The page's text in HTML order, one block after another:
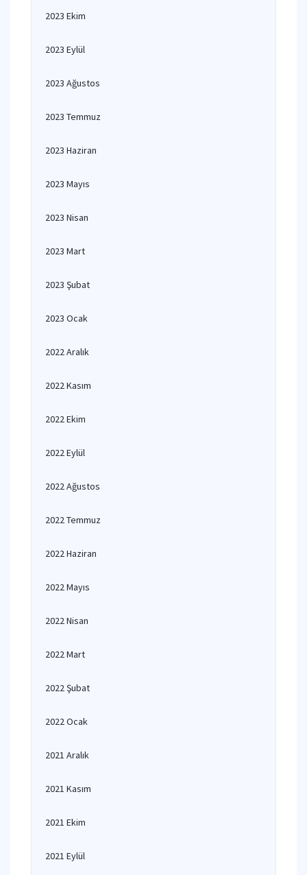
2023 Ekim
2023 Eylül
2023 Ağustos
2023 Temmuz
2023 Haziran
2023 Mayıs
2023 Nisan
2023 Mart
2023 Şubat
2023 Ocak
2022 Aralık
2022 Kasım
2022 Ekim
2022 Eylül
2022 Ağustos
2022 Temmuz
2022 Haziran
2022 Mayıs
2022 Nisan
2022 Mart
2022 Şubat
2022 Ocak
2021 Aralık
2021 Kasım
2021 Ekim
2021 Eylül